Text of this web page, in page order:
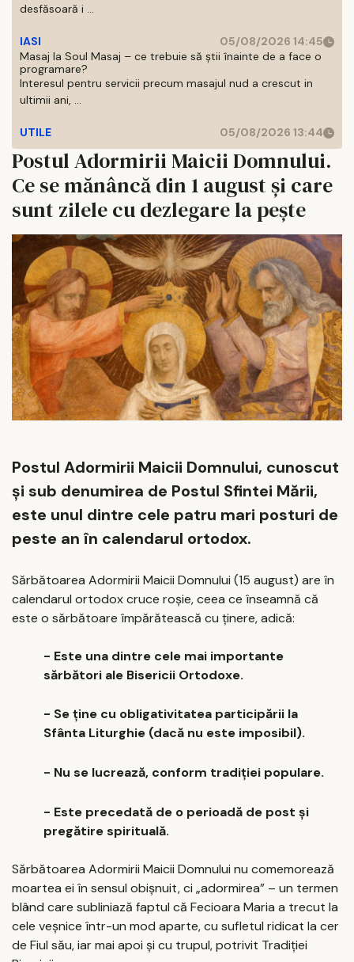
desfăsoară i ...
IASI
05/08/2026 14:45
Masaj la Soul Masaj – ce trebuie să știi înainte de a face o
programare?
Interesul pentru servicii precum masajul nud a crescut in
ultimii ani, ...
UTILE 05/08/2026 13:44
Postul Adormirii Maicii Domnului.
Ce se mănâncă din 1 august și care
sunt zilele cu dezlegare la pește
Postul Adormirii Maicii Domnului, cunoscut
și sub denumirea de Postul Sfintei Mării,
este unul dintre cele patru mari posturi de
peste an în calendarul ortodox.
Sărbătoarea Adormirii Maicii Domnului (15 august) are în
calendarul ortodox cruce roșie, ceea ce înseamnă că
este o sărbătoare împărătească cu ținere, adică:
- Este una dintre cele mai importante
sărbători ale Bisericii Ortodoxe.
- Se ține cu obligativitatea participării la
Sfânta Liturghie (dacă nu este imposibil).
- Nu se lucrează, conform tradiției populare.
- Este precedată de o perioadă de post și
pregătire spirituală.
Sărbătoarea Adormirii Maicii Domnului nu comemorează
moartea ei în sensul obișnuit, ci „adormirea” – un termen
blând care subliniază faptul că Fecioara Maria a trecut la
cele veșnice într-un mod aparte, cu sufletul ridicat la cer
de Fiul său, iar mai apoi și cu trupul, potrivit Tradiției